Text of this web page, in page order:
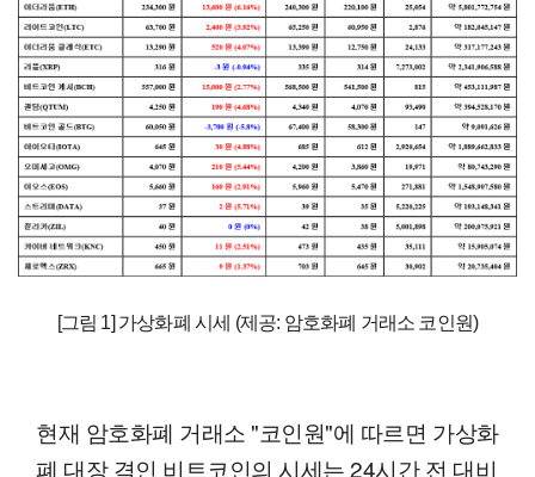
[그림 1] 가상화폐 시세 (제공: 암호화폐 거래소 코인원)
현재 암호화폐 거래소 "코인원"에 따르면 가상화
폐 대장 격인 비트코인의 시세는 24시간 전 대비